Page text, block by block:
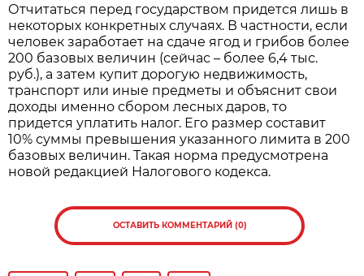
Отчитаться перед государством придется лишь в
некоторых конкретных случаях. В частности, если
человек заработает на сдаче ягод и грибов более
200 базовых величин (сейчас – более 6,4 тыс.
руб.), а затем купит дорогую недвижимость,
транспорт или иные предметы и объяснит свои
доходы именно сбором лесных даров, то
придется уплатить налог. Его размер составит
10% суммы превышения указанного лимита в 200
базовых величин. Такая норма предусмотрена
новой редакцией Налогового кодекса.
ОСТАВИТЬ КОММЕНТАРИЙ (0)